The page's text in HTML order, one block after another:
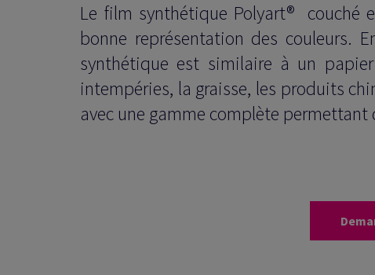
Le film synthétique Polyart® couché
bonne représentation des couleurs.
synthétique est similaire à un
intempéries, la graisse, les produits
avec une gamme complète